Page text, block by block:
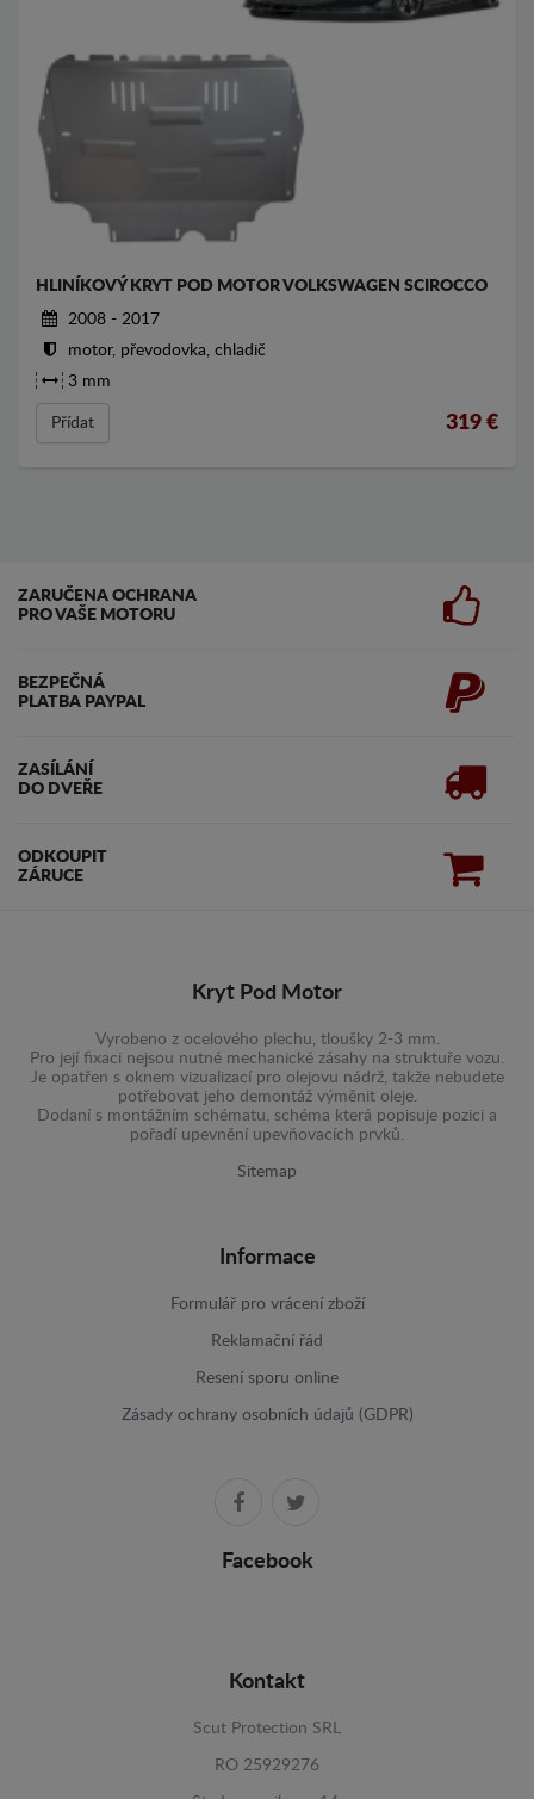
HLINÍKOVÝ KRYT POD MOTOR VOLKSWAGEN SCIROCCO
2008 - 2017
motor, převodovka, chladič
3 mm
Přídat 319 €
ZARUČENA OCHRANA
PRO VAŠE MOTORU
BEZPEČNÁ
PLATBA PAYPAL
ZASÍLÁNÍ
DO DVEŘE
ODKOUPIT
ZÁRUCE
Kryt Pod Motor
Vyrobeno z ocelového plechu, tloušky 2-3 mm.
Pro její fixaci nejsou nutné mechanické zásahy na struktuře vozu.
Je opatřen s oknem vizualizací pro olejovu nádrž, takže nebudete
potřebovat jeho demontáž výměnit oleje.
Dodaní s montážním schématu, schéma která popisuje pozici a
pořadí upevnění upevňovacích prvků.
Sitemap
Informace
Formulář pro vrácení zboží
Reklamační řád
Resení sporu online
Zásady ochrany osobních údajů (GDPR)
Facebook
Kontakt
Scut Protection SRL
RO 25929276